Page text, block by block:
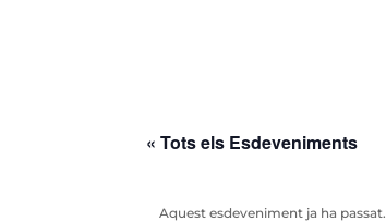
« Tots els Esdeveniments
Aquest esdeveniment ja ha passat.